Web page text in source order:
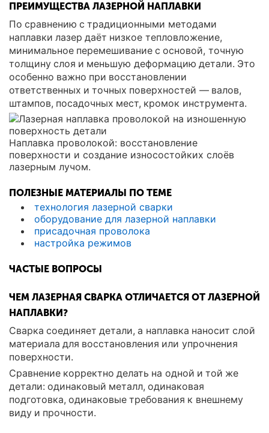
ПРЕИМУЩЕСТВА ЛАЗЕРНОЙ НАПЛАВКИ
По сравнению с традиционными методами
наплавки лазер даёт низкое тепловложение,
минимальное перемешивание с основой, точную
толщину слоя и меньшую деформацию детали. Это
особенно важно при восстановлении
ответственных и точных поверхностей — валов,
штампов, посадочных мест, кромок инструмента.
Наплавка проволокой: восстановление
поверхности и создание износостойких слоёв
лазерным лучом.
ПОЛЕЗНЫЕ МАТЕРИАЛЫ ПО ТЕМЕ
технология лазерной сварки
оборудование для лазерной наплавки
присадочная проволока
настройка режимов
ЧАСТЫЕ ВОПРОСЫ
ЧЕМ ЛАЗЕРНАЯ СВАРКА ОТЛИЧАЕТСЯ ОТ ЛАЗЕРНОЙ
НАПЛАВКИ?
Сварка соединяет детали, а наплавка наносит слой
материала для восстановления или упрочнения
поверхности.
Сравнение корректно делать на одной и той же
детали: одинаковый металл, одинаковая
подготовка, одинаковые требования к внешнему
виду и прочности.